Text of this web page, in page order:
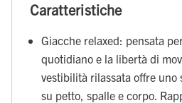
Caratteristiche
Giacche relaxed: pensata
quotidiano e la libertà di
vestibilità rilassata offre uno
su petto, spalle e corpo.